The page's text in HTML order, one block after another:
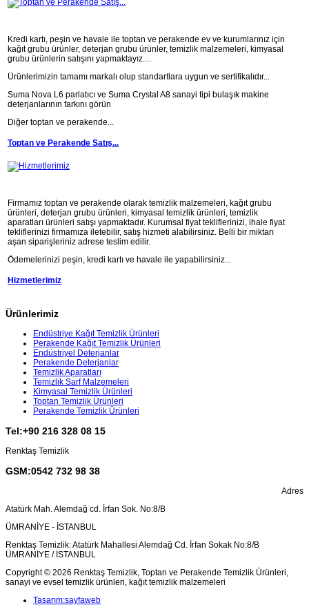
Kredi kartı, peşin ve havale ile toptan ve perakende ev ve kurumlarınız için
kağıt grubu ürünler, deterjan grubu ürünler, temizlik malzemeleri, kimyasal
grubu ürünlerin satışını yapmaktayız....
Ürünlerimizin tamamı markalı olup standartlara uygun ve sertifikalıdır...
Suma Nova L6 parlatıcı ve Suma Crystal A8 sanayi tipi bulaşık makine
deterjanlarının farkını görün
Diğer toptan ve perakende...
Toptan ve Perakende Satış...
Firmamız toptan ve perakende olarak temizlik malzemeleri, kağıt grubu
ürünleri, deterjan grubu ürünleri, kimyasal temizlik ürünleri, temizlik
aparatları ürünleri satışı yapmaktadır. Kurumsal fiyat tekliflerinizi, ihale fiyat
tekliflerinizi firmamıza iletebilir, satış hizmeti alabilirsiniz. Belli bir miktarı
aşan siparişleriniz adrese teslim edilir.
Ödemelerinizi peşin, kredi kartı ve havale ile yapabilirsiniz...
Hizmetlerimiz
Ürünlerimiz
Endüstriye Kağıt Temizlik Ürünleri
Perakende Kağıt Temizlik Ürünleri
Endüstriyel Deterjanlar
Perakende Deterjanlar
Temizlik Aparatları
Temizlik Sarf Malzemeleri
Kimyasal Temizlik Ürünleri
Toptan Temizlik Ürünleri
Perakende Temizlik Ürünleri
Tel:+90 216 328 08 15
Renktaş Temizlik
GSM:0542 732 98 38
Adres
Atatürk Mah. Alemdağ cd. İrfan Sok. No:8/B
ÜMRANİYE - İSTANBUL
Renktaş Temizlik: Atatürk Mahallesi Alemdağ Cd. İrfan Sokak No:8/B
ÜMRANİYE / İSTANBUL
Copyright © 2026 Renktaş Temizlik, Toptan ve Perakende Temizlik Ürünleri,
sanayi ve evsel temizlik ürünleri, kağıt temizlik malzemeleri
Tasarım:sayfaweb